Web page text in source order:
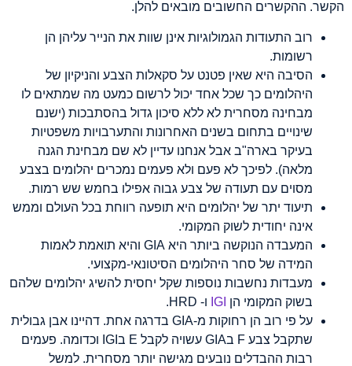
הקשר. ההקשרים החשובים מובאים להלן.
רוב התעודות הגמולוגיות אינן שוות את הנייר עליהן הן
רשומות.
הסיבה היא שאין פטנט על סקאלות הצבע והניקיון של
היהלומים כך שכל אחד יכול לרשום כמעט מה שמתאים לו
מבחינה מסחרית לא ללא סיכון גדול בהסתבכות (ישנם
שינויים בתחום בשנים האחרונות והתערבויות משפטיות
בעיקר בארה"ב אבל אנחנו עדיין לא שם מבחינת הגנה
מלאה). לפיכך לא פעם ולא פעמים נמכרים יהלומים בצבע
מסוים עם תעודה של צבע גבוה אפילו בחמש שש רמות.
תיעוד יתר של יהלומים היא תופעה רווחת בכל העולם וממש
אינה יחודית לשוק המקומי.
המעבדה הנוקשה ביותר היא GIA והיא תואמת לאמות
המידה של סחר היהלומים הסיטונאי-מקצועי.
מעבדות נחשבות נוספות שקל יחסית להשיג יהלומים שלהם
בשוק המקומי הן IGI ו- HRD.
על פי רוב הן רחוקות מ-GIA בדרגה אחת. דהיינו אבן גבולית
שתקבל צבע F בGIA עשויה לקבל E בIGI וכדומה. פעמים
רבות ההבדלים נובעים מגישה יותר מסחרית. למשל